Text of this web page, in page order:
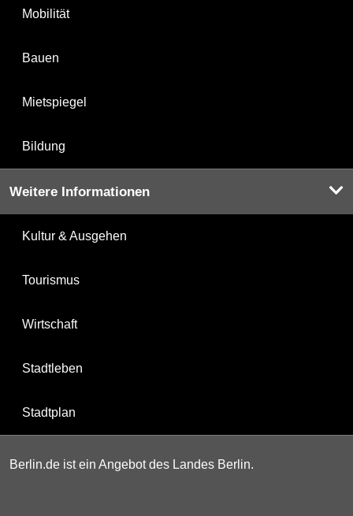
Mobilität
Bauen
Mietspiegel
Bildung
Weitere Informationen
Kultur & Ausgehen
Tourismus
Wirtschaft
Stadtleben
Stadtplan
Berlin.de ist ein Angebot des Landes Berlin.